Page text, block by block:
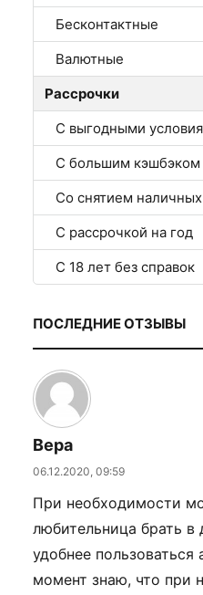
Бесконтактные
Валютные
Рассрочки
С выгодными
С большим кэшбэком
Со снятием наличных
С рассрочкой на год
С 18 лет без справок
ПОСЛЕДНИЕ ОТЗЫВЫ
Вера
06.12.2020, 09:59
При необходимости
любительница брать в
удобнее
момент знаю, что при